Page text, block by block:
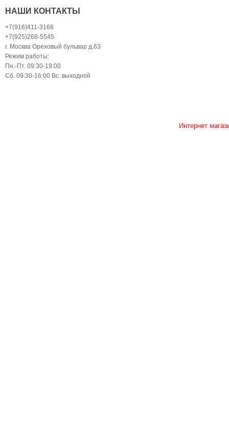
НАШИ КОНТАКТЫ
+7(916)411-3168
+7(925)268-5545
г. Москва Ореховый бульвар д.63
Режим работы:
Пн.-Пт. 09:30-19:00
Сб. 09:30-16:00 Вс. выходной
Интернет